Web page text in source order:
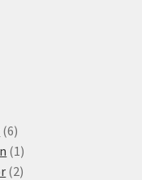
66
produktů
1 1
produkt
22